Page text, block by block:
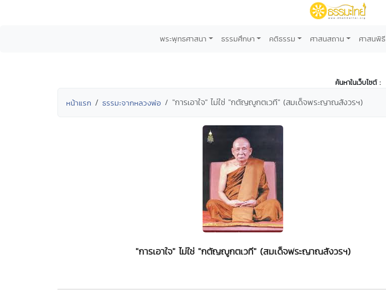
พระพุทธศาสนา ธรรมศึกษา คติธรรม ศาสนสถาน ศาสนพิธี
ค้นหาในเว็บไซต์ :
หน้าแรก ธรรมะจากหลวงพ่อ "การเอาใจ" ไม่ใช่ "กตัญญูกตเวที" (สมเด็จพระญาณสังวรฯ)
"การเอาใจ" ไม่ใช่ "กตัญญูกตเวที" (สมเด็จพระญาณสังวรฯ)